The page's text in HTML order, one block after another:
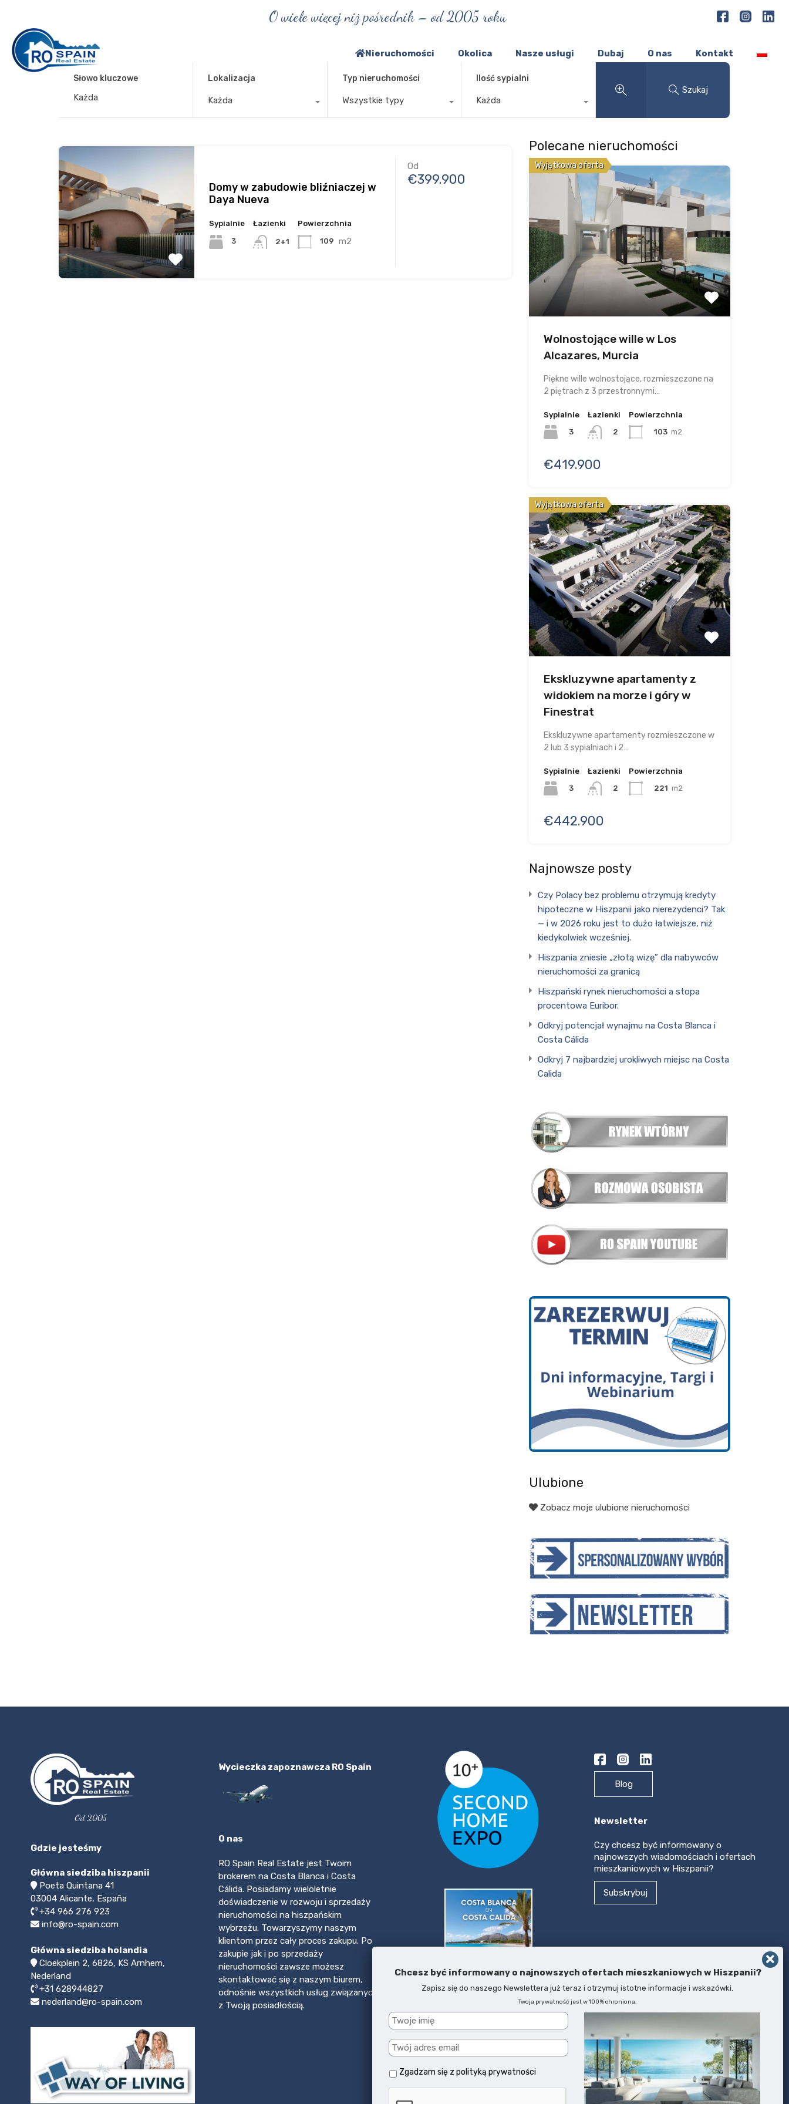
O wiele więcej niż pośrednik – od 2005 roku
Nieruchomości Okolica Nasze usługi Dubaj O nas Kontakt
Słowo kluczowe Lokalizacja
Każda
Typ nieruchomości
Wszystkie typy
Ilość sypialni
Każda
Szukaj
Domy w zabudowie bliźniaczej w
Daya Nueva
Sypialnie
3
Łazienki
2+1
Powierzchnia
109 m2
Od
€399.900
Polecane nieruchomości
Wyjątkowa oferta
Wolnostojące wille w Los
Alcazares, Murcia
Piękne wille wolnostojące, rozmieszczone na
2 piętrach z 3 przestronnymi…
Sypialnie
3
Łazienki
2
Powierzchnia
103 m2
€419.900
Wyjątkowa oferta
Ekskluzywne apartamenty z
widokiem na morze i góry w
Finestrat
Ekskluzywne apartamenty rozmieszczone w
2 lub 3 sypialniach i 2…
Sypialnie
3
Łazienki
2
Powierzchnia
221 m2
€442.900
Najnowsze posty
Czy Polacy bez problemu otrzymują kredyty
hipoteczne w Hiszpanii jako nierezydenci? Tak
— i w 2026 roku jest to dużo łatwiejsze, niż
kiedykolwiek wcześniej.
Hiszpania zniesie „złotą wizę” dla nabywców
nieruchomości za granicą
Hiszpański rynek nieruchomości a stopa
procentowa Euribor.
Odkryj potencjał wynajmu na Costa Blanca i
Costa Cálida
Odkryj 7 najbardziej urokliwych miejsc na Costa
Calida
Ulubione
Zobacz moje ulubione nieruchomości
Od 2005
Gdzie jesteśmy
Główna siedziba hiszpanii
Poeta Quintana 41
03004 Alicante, España
+34 966 276 923
info@ro-spain.com
Główna siedziba holandia
Cloekplein 2, 6826, KS Arnhem,
Nederland
+31 628944827
nederland@ro-spain.com
Wycieczka zapoznawcza RO Spain
O nas
RO Spain Real Estate jest Twoim
brokerem na Costa Blanca i Costa
Cálida. Posiadamy wieloletnie
doświadczenie w rozwoju i sprzedaży
nieruchomości na hiszpańskim
wybrzeżu. Towarzyszymy naszym
klientom przez cały proces zakupu. Po
zakupie jak i po sprzedaży
nieruchomości zawsze możesz
skontaktować się z naszym biurem,
odnośnie wszystkich usług związanych
z Twoją posiadłością.
Pobierz broszurę
Blog
Newsletter
Czy chcesz być informowany o
najnowszych wiadomościach i ofertach
mieszkaniowych w Hiszpanii?
Subskrybuj
Chcesz być informowany o najnowszych ofertach mieszkaniowych w Hiszpanii?
Zapisz się do naszego Newslettera już teraz i otrzymuj istotne informacje i wskazówki.
Twoja prywatność jest w 100% chroniona.
Zgadzam się z polityką prywatności